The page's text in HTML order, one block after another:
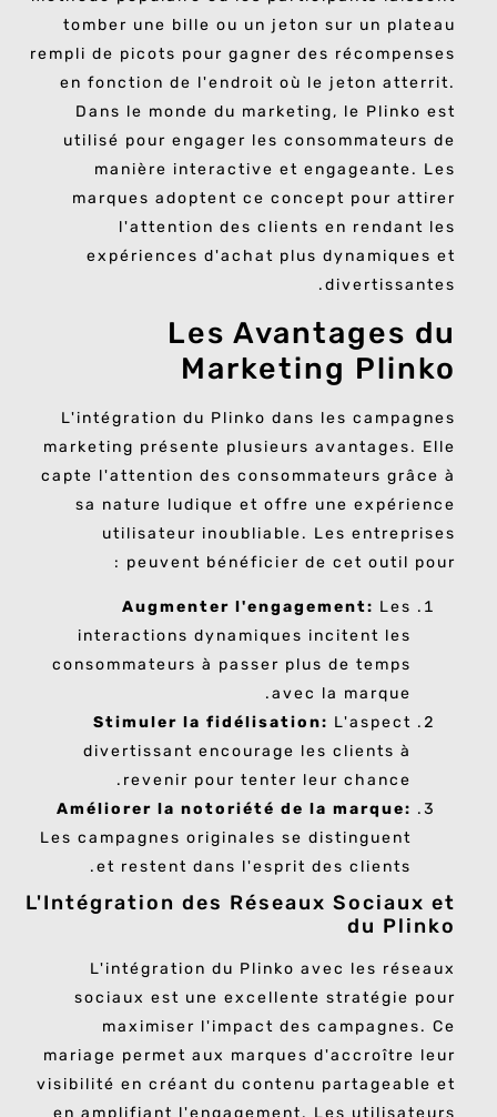
tomber une bille ou un jeton sur un plateau
rempli de picots pour gagner des récompenses
en fonction de l'endroit où le jeton atterrit.
Dans le monde du marketing, le Plinko est
utilisé pour engager les consommateurs de
manière interactive et engageante. Les
marques adoptent ce concept pour attirer
l'attention des clients en rendant les
expériences d'achat plus dynamiques et
divertissantes.
Les Avantages du
Marketing Plinko
L'intégration du Plinko dans les campagnes
marketing présente plusieurs avantages. Elle
capte l'attention des consommateurs grâce à
sa nature ludique et offre une expérience
utilisateur inoubliable. Les entreprises
peuvent bénéficier de cet outil pour :
Augmenter l'engagement: Les
interactions dynamiques incitent les
consommateurs à passer plus de temps
avec la marque.
Stimuler la fidélisation: L'aspect
divertissant encourage les clients à
revenir pour tenter leur chance.
Améliorer la notoriété de la marque:
Les campagnes originales se distinguent
et restent dans l'esprit des clients.
L'Intégration des Réseaux Sociaux et
du Plinko
L'intégration du Plinko avec les réseaux
sociaux est une excellente stratégie pour
maximiser l'impact des campagnes. Ce
mariage permet aux marques d'accroître leur
visibilité en créant du contenu partageable et